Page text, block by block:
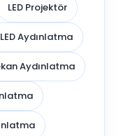
LED Projektör
Aydınlatma
Aydınlatma